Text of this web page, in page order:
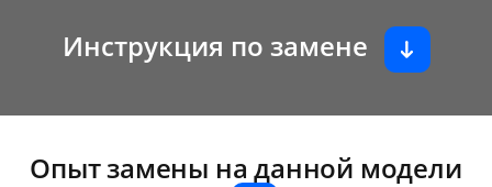
Инструкция по замене
Опыт замены на данной модели